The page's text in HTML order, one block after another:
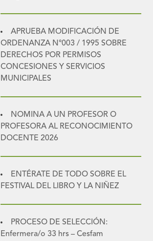
APRUEBA MODIFICACIÓN DE
ORDENANZA N°003 / 1995 SOBRE
DERECHOS POR PERMISOS
CONCESIONES Y SERVICIOS
MUNICIPALES
NOMINA A UN PROFESOR O
PROFESORA AL RECONOCIMIENTO
DOCENTE 2026
ENTÉRATE DE TODO SOBRE EL
FESTIVAL DEL LIBRO Y LA NIÑEZ
PROCESO DE SELECCIÓN:
Enfermera/o 33 hrs – Cesfam